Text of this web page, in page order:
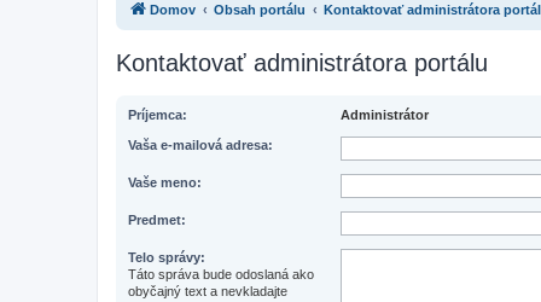
Domov Obsah portálu Kontaktovať administrátora
Kontaktovať administrátora portálu
Príjemca: Administrátor
Vaša e-mailová adresa:
Vaše meno:
Predmet:
Telo správy:
Táto správa bude odoslaná ako
obyčajný text a nevkladajte